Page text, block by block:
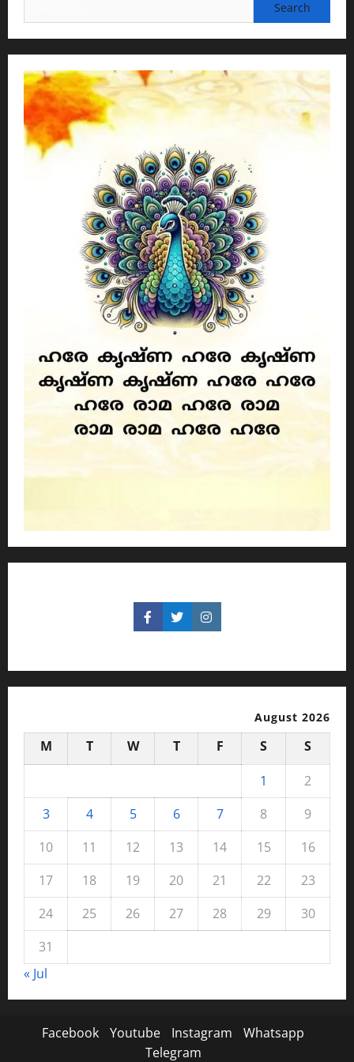
August 2026
M T W T F S
S
1
2
3
4 5 6 7 8
9
10
11 12 13 14 15
16
17
18 19 20 21 22
23
24
25 26 27 28 29
30
31
« Jul
Facebook Youtube Instagram
Whatsapp
Telegram